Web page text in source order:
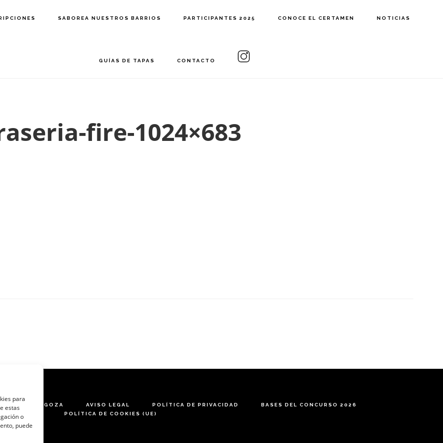
para
estas
o
puede
SABOREA NUESTROS BARRIOS PARTICIPANTES 2025 CONOCE EL CERTAMEN NOTICIAS
GUÍAS DE TAPAS CONTACTO
fire-1024×683
DE ZARAGOZA AVISO LEGAL POLÍTICA DE PRIVACIDAD
BASES DEL CONCURSO 2026
POLÍTICA DE COOKIES (UE)